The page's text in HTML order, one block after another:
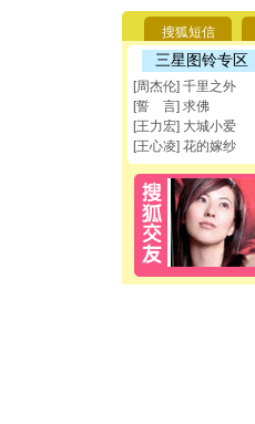
搜狐短信
三星图铃专区
[周杰伦] 千里之外
[誓 言] 求佛
[王力宏] 大城小爱
[王心凌] 花的嫁纱